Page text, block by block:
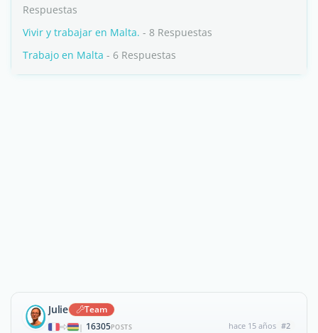
Respuestas
Vivir y trabajar en Malta. - 8 Respuestas
Trabajo en Malta - 6 Respuestas
Julie Team
| 16305POSTS hace 15 años #2